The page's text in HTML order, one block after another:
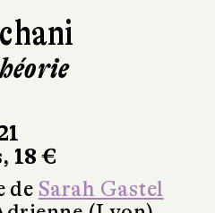
18 €
de Sarah Gastel